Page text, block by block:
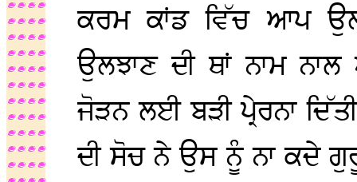
ਕਰਮ ਕਾਂਡ ਵਿੱਚ ਆਪ
ਉਲਝਾਣ ਦੀ ਥਾਂ ਨਾਮ
ਜੋੜਨ ਲਈ ਬੜੀ ਪ੍ਰੇਰਨਾ
ਦੀ ਸੋਚ ਨੇ ਉਸ ਨੂੰ ਨਾ ਕਦੇ